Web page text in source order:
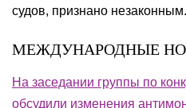
судов, признано незаконным.
МЕЖДУНАРОДНЫЕ
На заседании группы по
обсудили изменения